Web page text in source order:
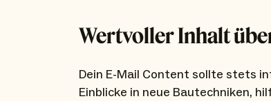
Wertvoller Inhalt
Dein E-Mail Content sollte stets
Einblicke in neue Bautechniken,